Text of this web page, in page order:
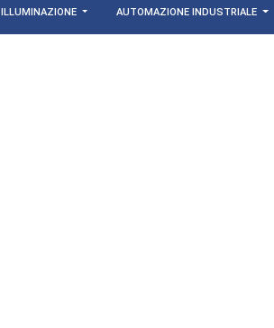
ILLUMINAZIONE AUTOMAZIONE INDUSTRIALE